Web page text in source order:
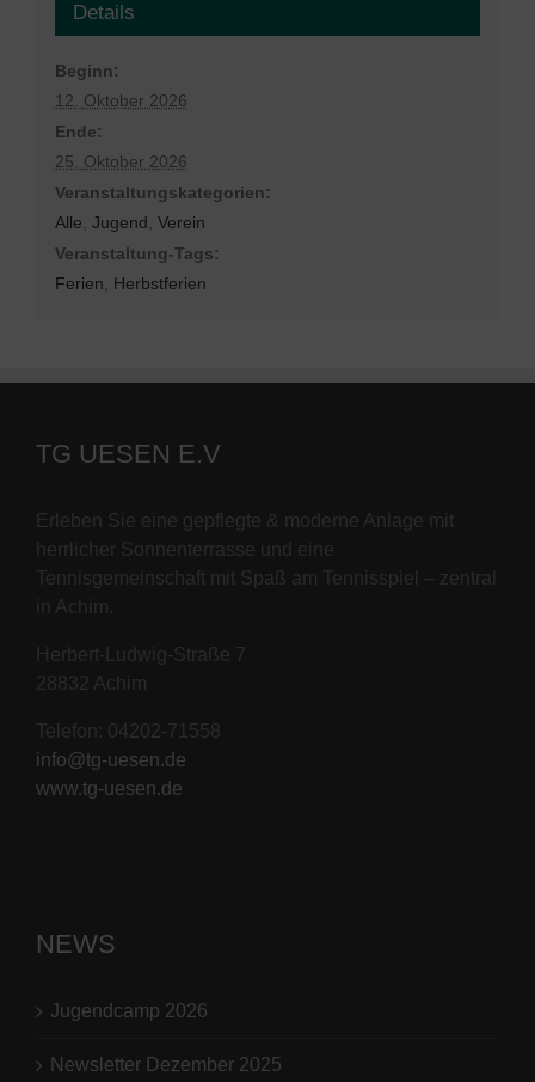
Details
Beginn:
12. Oktober 2026
Ende:
25. Oktober 2026
Veranstaltungskategorien:
Alle, Jugend, Verein
Veranstaltung-Tags:
Ferien, Herbstferien
TG UESEN E.V
Erleben Sie eine gepflegte & moderne Anlage mit
herrlicher Sonnenterrasse und eine
Tennisgemeinschaft mit Spaß am Tennisspiel – zentral
in Achim.
Herbert-Ludwig-Straße 7
28832 Achim
Telefon: 04202-71558
info@tg-uesen.de
www.tg-uesen.de
NEWS
Jugendcamp 2026
Newsletter Dezember 2025